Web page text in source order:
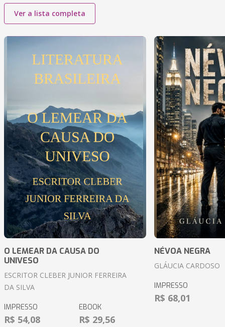
Ver a lista completa
O LEMEAR DA CAUSA DO
UNIVESO
ESCRITOR CLEBER JUNIOR FERREIRA
DA SILVA
IMPRESSO
R$ 54,08
EBOOK
R$ 29,56
NÉVOA NEGRA
GLÁUCIA CARDOSO
IMPRESSO
R$ 68,01